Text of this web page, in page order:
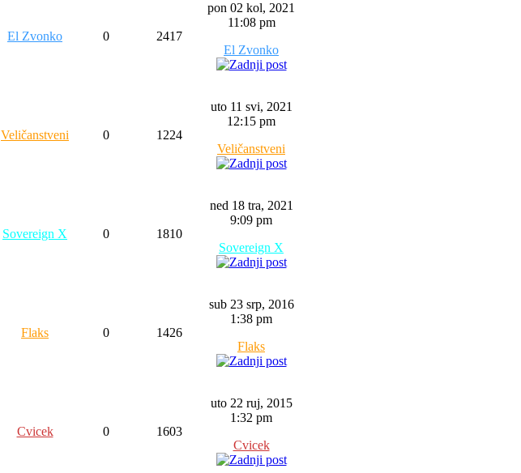
El Zvonko 0 2417
pon 02 kol, 2021
11:08 pm
El Zvonko
Veličanstveni 0 1224
uto 11 svi, 2021
12:15 pm
Veličanstveni
Sovereign X 0 1810
ned 18 tra, 2021
9:09 pm
Sovereign X
Flaks 0 1426
sub 23 srp, 2016
1:38 pm
Flaks
Cvicek 0 1603
uto 22 ruj, 2015
1:32 pm
Cvicek